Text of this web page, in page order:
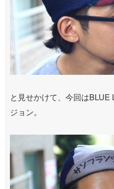
と見せかけて、今回は
ジョン。